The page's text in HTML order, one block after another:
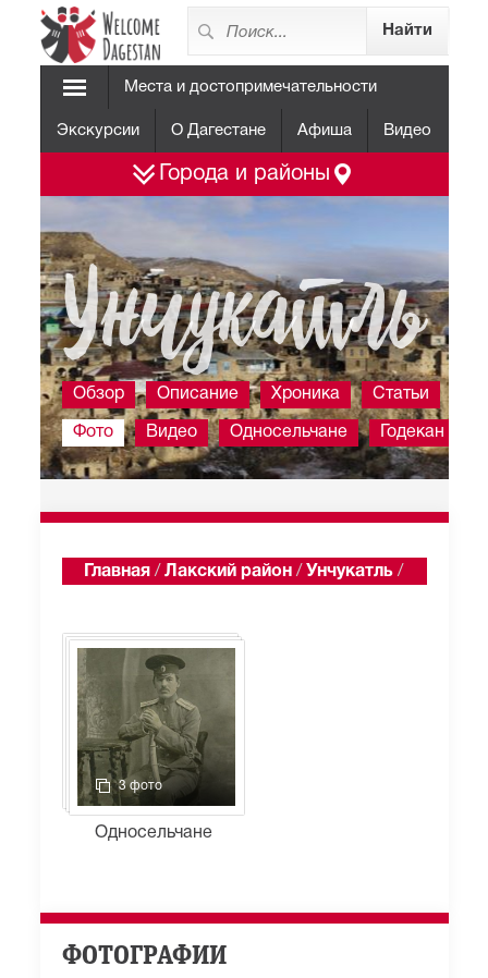
Места и достопримечательности
Экскурсии О Дагестане Афиша Видео
Города и районы
Унчукатль
Обзор Описание Хроника Статьи
Фото Видео Односельчане Годекан
Главная / Лакский район / Унчукатль /
3 фото
Односельчане
ФОТОГРАФИИ